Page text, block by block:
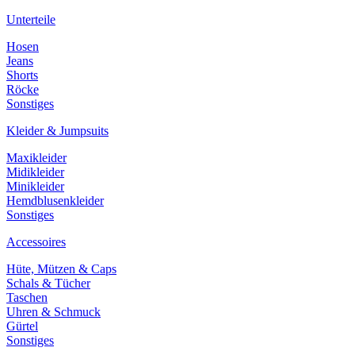
Unterteile
Hosen
Jeans
Shorts
Röcke
Sonstiges
Kleider & Jumpsuits
Maxikleider
Midikleider
Minikleider
Hemdblusenkleider
Sonstiges
Accessoires
Hüte, Mützen & Caps
Schals & Tücher
Taschen
Uhren & Schmuck
Gürtel
Sonstiges